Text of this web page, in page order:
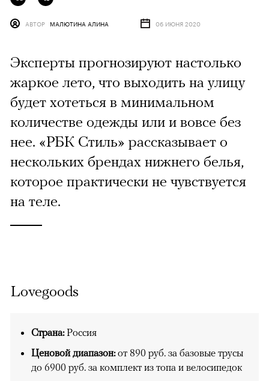
АВТОР МАЛЮТИНА АЛИНА 06 ИЮНЯ 2020
Эксперты прогнозируют настолько
жаркое лето, что выходить на улицу
будет хотеться в минимальном
количестве одежды или и вовсе без
нее. «РБК Стиль» рассказывает о
нескольких брендах нижнего белья,
которое практически не чувствуется
на теле.
Lovegoods
Страна:Россия
Ценовой диапазон:от 890 руб. за базовые трусы
до 6900 руб. за комплект из топа и велосипедок